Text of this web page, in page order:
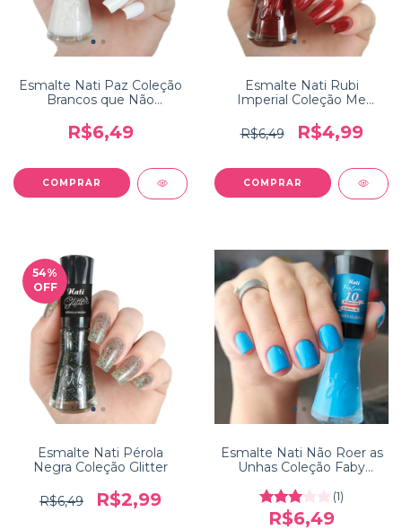
Esmalte Nati Paz Coleção
Brancos que Não
R$6,49
Esmalte Nati Rubi
Imperial Coleção Me
R$6,49
R$4,99
54%
OFF
Esmalte Nati Pérola
Negra Coleção Glitter
R$6,49 R$2,99
Esmalte Nati Não Roer as
Unhas Coleção Faby
da Manicure(1)
R$6,49